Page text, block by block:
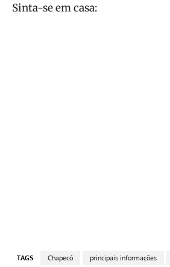
Sinta-se em casa:
TAGS Chapecó principais informações